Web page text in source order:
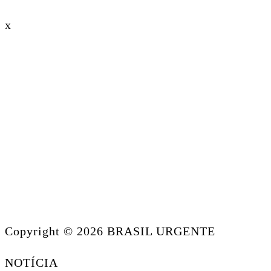
x
Copyright © 2026 BRASIL URGENTE
NOTÍCIA